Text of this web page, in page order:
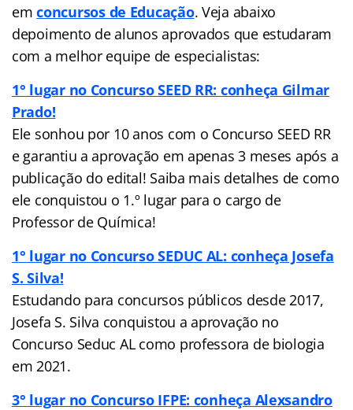
emconcursos de Educação. Veja abaixo
depoimento de alunos aprovados que estudaram
com a melhor equipe de especialistas:
1° lugar no Concurso SEED RR: conheça Gilmar
Prado!
Ele sonhou por 10 anos com o Concurso SEED RR
e garantiu a aprovação em apenas 3 meses após a
publicação do edital! Saiba mais detalhes de como
ele conquistou o 1.º lugar para o cargo de
Professor de Química!
1° lugar no Concurso SEDUC AL: conheça Josefa
S. Silva!
Estudando para concursos públicos desde 2017,
Josefa S. Silva conquistou a aprovação no
Concurso Seduc AL como professora de biologia
em 2021.
3° lugar no Concurso IFPE: conheça Alexsandro